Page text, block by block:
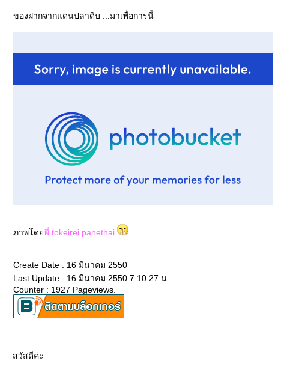
ของฝากจากแดนปลาดิบ ...มาเพื่อการนี้
ภาพโดพี่ tokeirei panethai
Create Date : 16 มีนาคม 2550
Last Update : 16 มีนาคม 2550 7:10:27 น.
Counter : 1927 Pageviews.
สวัสดีค่ะ